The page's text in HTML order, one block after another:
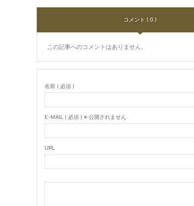
コメント ( 0 )
この記事へのコメントはありません。
名前 ( 必須 )
E-MAIL ( 必須 ) ※ 公開されません
URL